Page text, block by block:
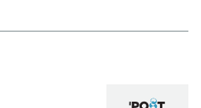
Libri